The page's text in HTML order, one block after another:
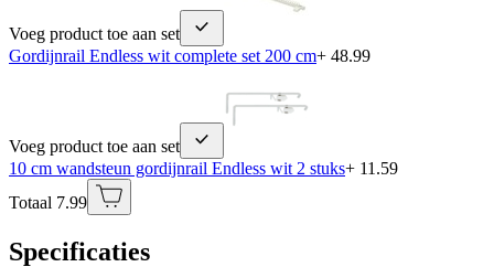
Voeg product toe aan set
Gordijnrail Endless wit complete set 200 cm+ 48.99
Voeg product toe aan set
10 cm wandsteun gordijnrail Endless wit 2 stuks+ 11.59
Totaal 7.99
Specificaties